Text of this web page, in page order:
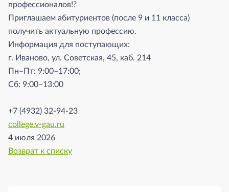
профессионалов!?
Приглашаем абитуриентов (после 9 и 11 класса)
получить актуальную профессию.
Информация для поступающих:
г. Иваново, ул. Советская, 45, каб. 214
Пн–Пт: 9:00–17:00;
Сб: 9:00–13:00
+7 (4932) 32-94-23
college.v-gau.ru
4 июля 2026
Возврат к списку